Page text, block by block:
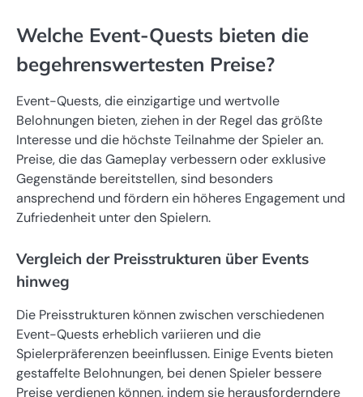
Welche Event-Quests bieten die
begehrenswertesten Preise?
Event-Quests, die einzigartige und wertvolle
Belohnungen bieten, ziehen in der Regel das größte
Interesse und die höchste Teilnahme der Spieler an.
Preise, die das Gameplay verbessern oder exklusive
Gegenstände bereitstellen, sind besonders
ansprechend und fördern ein höheres Engagement und
Zufriedenheit unter den Spielern.
Vergleich der Preisstrukturen über Events
hinweg
Die Preisstrukturen können zwischen verschiedenen
Event-Quests erheblich variieren und die
Spielerpräferenzen beeinflussen. Einige Events bieten
gestaffelte Belohnungen, bei denen Spieler bessere
Preise verdienen können, indem sie herausforderndere